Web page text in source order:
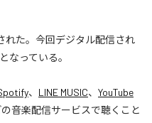
れた。今回デジタル配信され
なっている。
、 LINE MUSIC、 YouTube
音楽配信サービスで聴くこと